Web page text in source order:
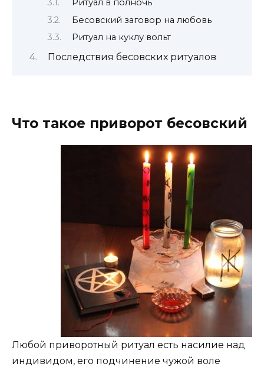
Ритуал в полночь
Бесовский заговор на любовь
Ритуал на куклу вольт
Последствия бесовских ритуалов
Что такое приворот бесовский
Любой приворотный ритуал есть насилие над
индивидом, его подчинение чужой воле